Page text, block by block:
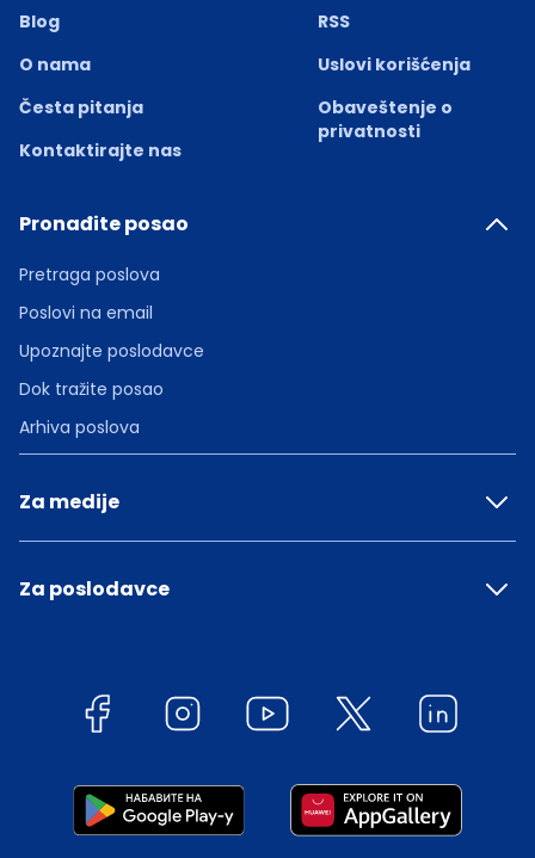
Blog
O nama
Česta pitanja
Kontaktirajte nas
RSS
Uslovi korišćenja
Obaveštenje o
privatnosti
Pronađite posao
Pretraga poslova
Poslovi na email
Upoznajte poslodavce
Dok tražite posao
Arhiva poslova
Za medije
Za poslodavce